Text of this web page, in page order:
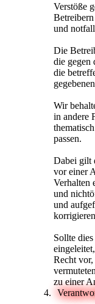
Verstöße
und
Die
die gegen
die
Wir
in andere
passen.
Dabei gilt
vor einer
Verhalten
und
und
Sollte
Recht
zu einer